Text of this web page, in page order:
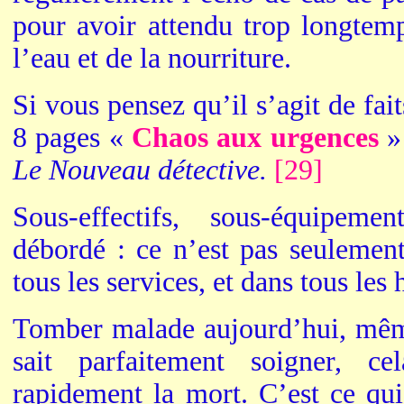
pour avoir attendu trop
l’eau et de la nourriture.
Si vous pensez qu’il s’agit de
8 pages « Chaos aux urgences»
Le Nouveau détective. [29]
Sous-effectifs, sous-
débordé : ce n’est pas
tous les services, et dans tous les
Tomber malade aujourd’hui,
sait parfaitement soigner,
rapidement la mort. C’est ce